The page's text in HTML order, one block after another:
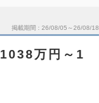
掲載期間 26/08/05～26/08/18
万円～1